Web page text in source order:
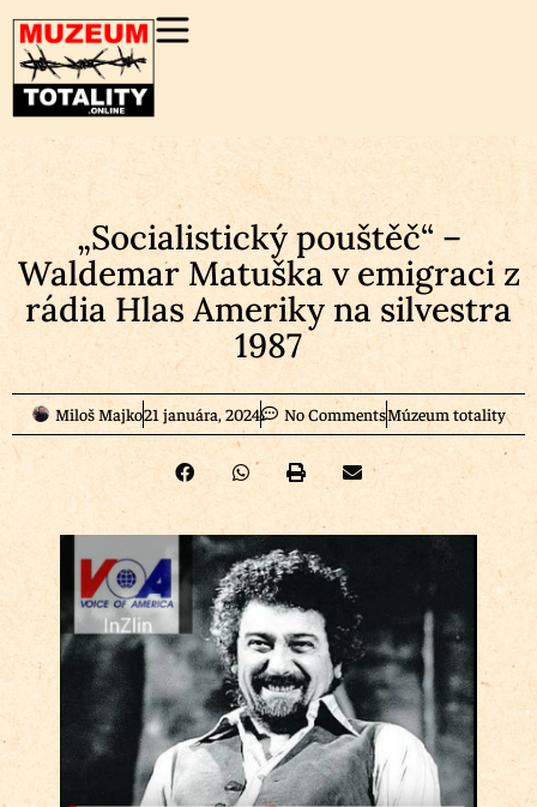
„Socialistický pouštěč“ –
Waldemar Matuška v emigraci z
rádia Hlas Ameriky na silvestra
1987
Miloš Majko21 januára, 2024 No CommentsMúzeum totality